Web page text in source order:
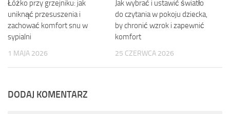
Łóżko przy grzejniku: jak
uniknąć przesuszenia i
zachować komfort snu w
sypialni
1 MAJA 2026
Jak wybrać i ustawić światło
do czytania w pokoju dziecka,
by chronić wzrok i zapewnić
komfort
25 CZERWCA 2026
DODAJ KOMENTARZ